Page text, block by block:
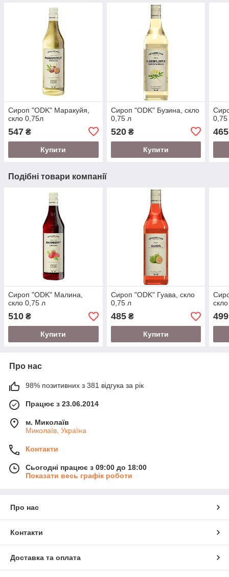
Сироп "ODK" Маракуйя,
скло 0,75л
547 ₴
Купити
Сироп "ODK" Бузина, скло
0,75 л
520₴
Купити
0,75
465
Подібні товари компанії
Сироп "ODK" Малина,
скло 0,75 л
510 ₴
Купити
Сироп "ODK" Гуава, скло
0,75 л
485₴
Купити
499
Про нас
98% позитивних з 381 відгука за рік
Працює з 23.06.2014
м. Миколаїв
Миколаїв, Україна
Контакти
Сьогодні працює з 09:00 до 18:00
Показати весь графік роботи
Про нас
Контакти
Доставка та оплата